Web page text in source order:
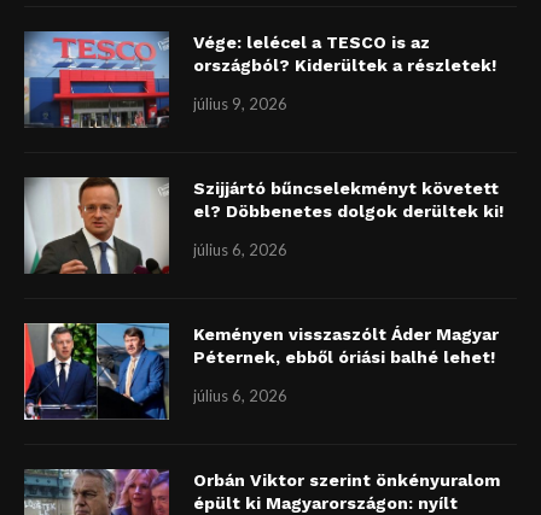
Vége: lelécel a TESCO is az
országból? Kiderültek a részletek!
július 9, 2026
Szijjártó bűncselekményt követett
el? Döbbenetes dolgok derültek ki!
július 6, 2026
Keményen visszaszólt Áder Magyar
Péternek, ebből óriási balhé lehet!
július 6, 2026
Orbán Viktor szerint önkényuralom
épült ki Magyarországon: nyílt